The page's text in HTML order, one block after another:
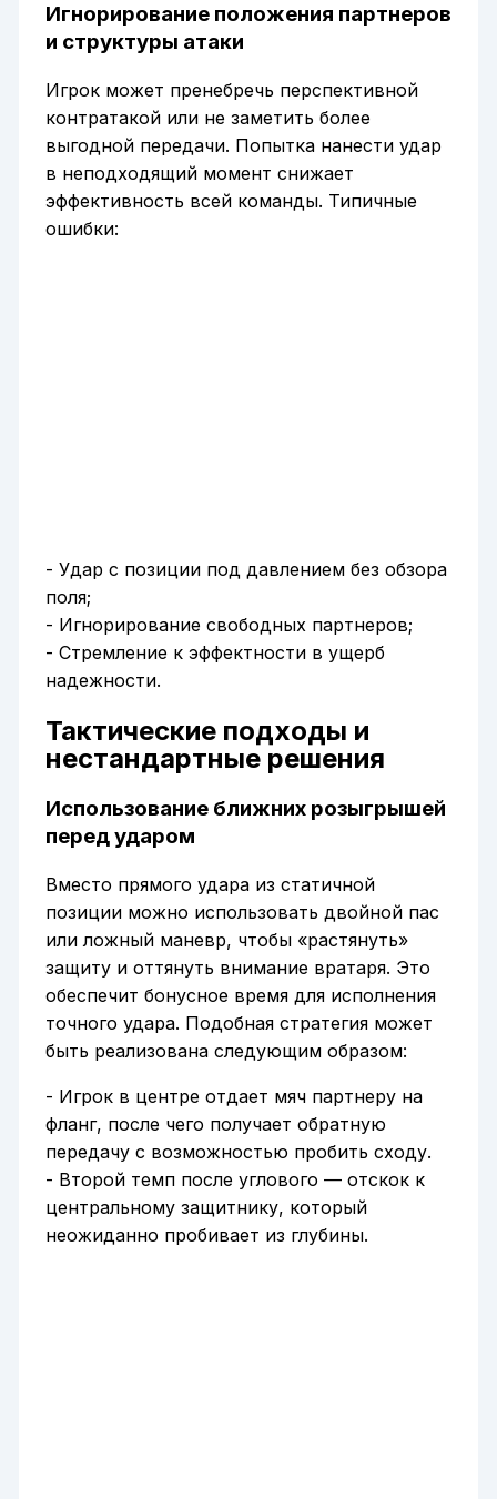
Игнорирование положения партнеров
и структуры атаки
Игрок может пренебречь перспективной
контратакой или не заметить более
выгодной передачи. Попытка нанести удар
в неподходящий момент снижает
эффективность всей команды. Типичные
ошибки:
- Удар с позиции под давлением без обзора
поля;
- Игнорирование свободных партнеров;
- Стремление к эффектности в ущерб
надежности.
Тактические подходы и
нестандартные решения
Использование ближних розыгрышей
перед ударом
Вместо прямого удара из статичной
позиции можно использовать двойной пас
или ложный маневр, чтобы «растянуть»
защиту и оттянуть внимание вратаря. Это
обеспечит бонусное время для исполнения
точного удара. Подобная стратегия может
быть реализована следующим образом:
- Игрок в центре отдает мяч партнеру на
фланг, после чего получает обратную
передачу с возможностью пробить сходу.
- Второй темп после углового — отскок к
центральному защитнику, который
неожиданно пробивает из глубины.